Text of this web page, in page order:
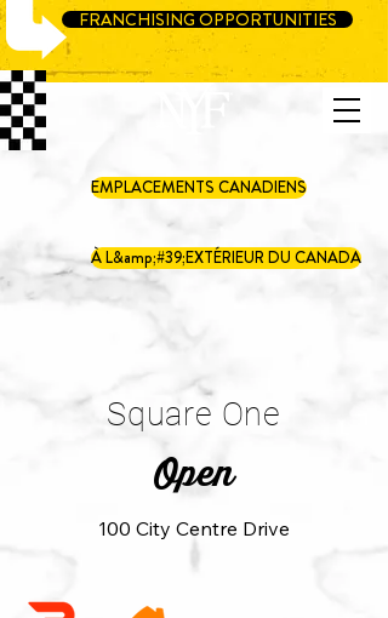
FRANCHISING OPPORTUNITIES
EMPLACEMENTS CANADIENS
À L&amp;#39;EXTÉRIEUR DU CANADA
Square One
Open
100 City Centre Drive